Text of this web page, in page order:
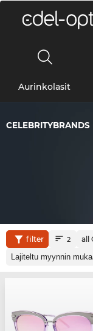
Aurinkolasit
filter 2 all